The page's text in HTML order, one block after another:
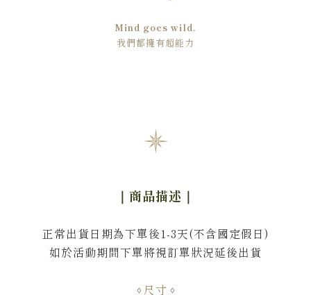
Mind goes wild.
我們都擁有超能力
｜商品描述 ｜
正常出貨日期為下單後1-3天(不含國定假日)
如於活動期間下單將視訂單狀況延後出貨
尺寸